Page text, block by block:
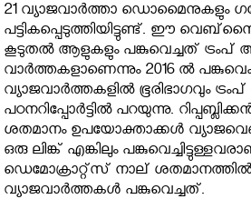
21 വ്യാജവാര്‍ത്താ ഡൊമൈനുകളും
പട്ടികപ്പെടുത്തിയിട്ടുണ്ട്. ഈ
കൂടുതല്‍ ആളുകളും പങ്കുവെച്ചത്
വാര്‍ത്തകളാണെന്നും 2016 ല്‍
വ്യാജവാര്‍ത്തകളില്‍ ഭൂരിഭാഗവും
പഠനറിപ്പോര്‍ട്ടില്‍ പറയുന്നു.
ശതമാനം ഉപയോക്താക്കള്‍
ഒരു ലിങ്ക് എങ്കിലും
ഡെമോക്രാറ്റ്‌സ് നാല്
വ്യാജവാര്‍ത്തകള്‍ പങ്കുവെച്ചത്.